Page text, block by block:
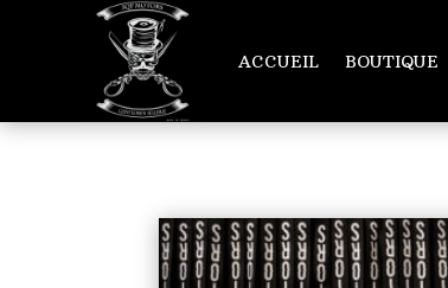
ACCUEIL BOUTIQUE